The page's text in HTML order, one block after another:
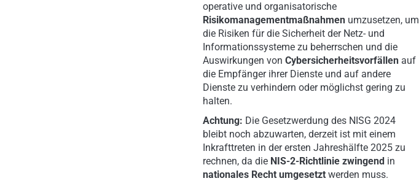
operative und organisatorische
Risikomanagementmaßnahmenumzusetzen, um
die Risiken für die Sicherheit der Netz- und
Informationssysteme zu beherrschen und die
Auswirkungen von Cybersicherheitsvorfällenauf
die Empfänger ihrer Dienste und auf andere
Dienste zu verhindern oder möglichst gering zu
halten.
Achtung: Die Gesetzwerdung des NISG 2024
bleibt noch abzuwarten, derzeit ist mit einem
Inkrafttreten in der ersten Jahreshälfte 2025 zu
rechnen, da die NIS-2-Richtlinie zwingendin
nationales Recht umgesetzt werden muss.